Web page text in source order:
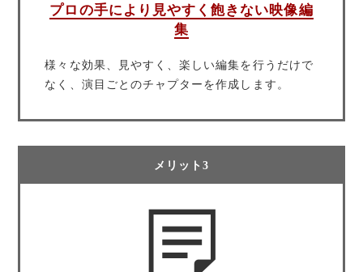
プロの手により見やすく飽きない映像編
集
様々な効果、見やすく、楽しい編集を行うだけで
なく、演目ごとのチャプターを作成します。
メリット3